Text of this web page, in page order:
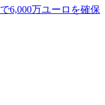
6,000万ユーロを確保